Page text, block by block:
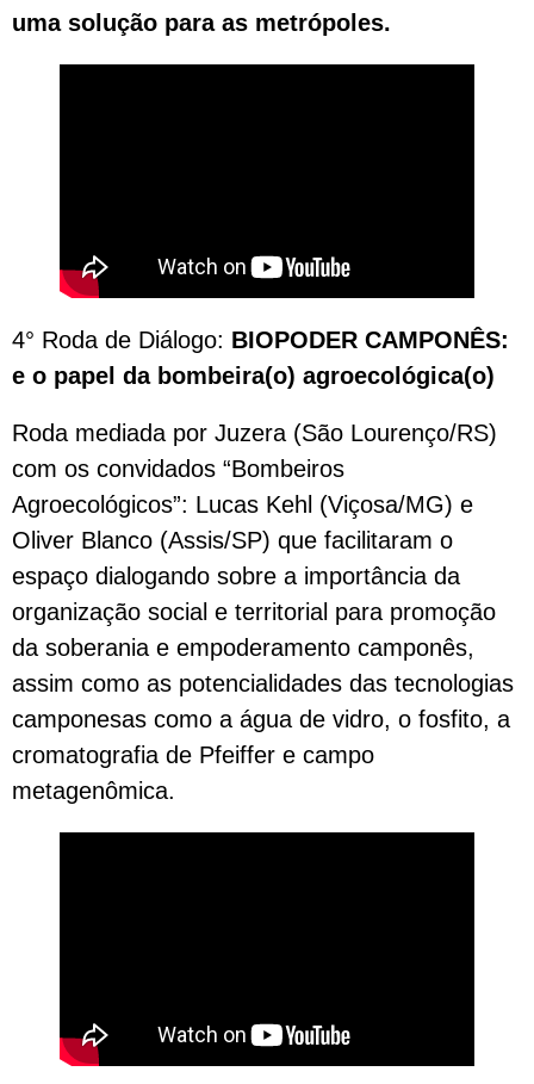
uma solução para as metrópoles.
4° Roda de Diálogo: BIOPODER CAMPONÊS:
e o papel da bombeira(o) agroecológica(o)
Roda mediada por Juzera (São Lourenço/RS)
com os convidados “Bombeiros
Agroecológicos”: Lucas Kehl (Viçosa/MG) e
Oliver Blanco (Assis/SP) que facilitaram o
espaço dialogando sobre a importância da
organização social e territorial para promoção
da soberania e empoderamento camponês,
assim como as potencialidades das tecnologias
camponesas como a água de vidro, o fosfito, a
cromatografia de Pfeiffer e campo
metagenômica.